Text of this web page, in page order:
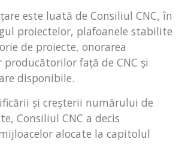
este luată de Consiliul CNC, în
proiectelor, plafoanele stabilite
de proiecte, onorarea
față de CNC și
disponibile.
și creșterii numărului de
Consiliul CNC a decis
alocate la capitolul